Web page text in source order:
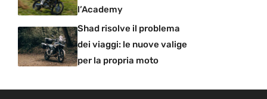
l’Academy
Shad risolve il problema
dei viaggi: le nuove valige
per la propria moto